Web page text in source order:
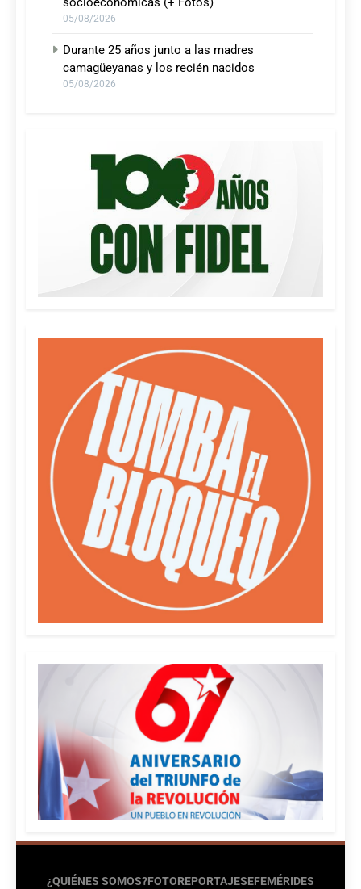
05/08/2026
Durante 25 años junto a las madres
camagüeyanas y los recién nacidos
05/08/2026
¿QUIÉNES SOMOS?FOTOREPORTAJESEFEMÉRIDES